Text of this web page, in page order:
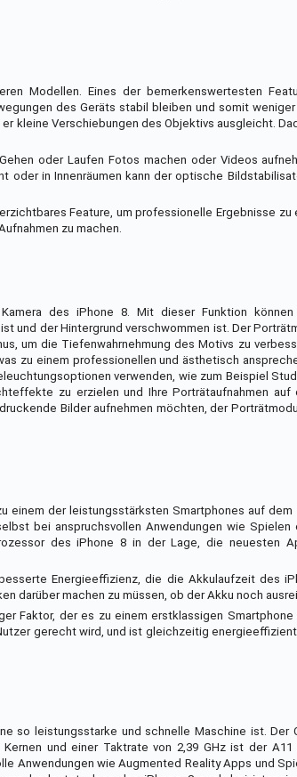
Modellen. Eines der bemerkenswertesten
des Geräts stabil bleiben und somit
kleine Verschiebungen des Objektivs ausgleicht.
oder Laufen Fotos machen oder Videos
oder in Innenräumen kann der optische
Feature, um professionelle Ergebnisse zu
zu machen.
des iPhone 8. Mit dieser Funktion
und der Hintergrund verschwommen ist. Der
um die Tiefenwahrnehmung des Motivs zu
zu einem professionellen und ästhetisch
verwenden, wie zum Beispiel
zu erzielen und Ihre Porträtaufnahmen
Bilder aufnehmen möchten, der
der leistungsstärksten Smartphones auf dem
bei anspruchsvollen Anwendungen wie
des iPhone 8 in der Lage, die neuesten
Energieeffizienz, die die Akkulaufzeit des
darüber machen zu müssen, ob der Akku noch
Faktor, der es zu einem erstklassigen
gerecht wird, und ist gleichzeitig
so leistungsstarke und schnelle Maschine ist. Der
und einer Taktrate von 2,39 GHz ist der A11
Anwendungen wie Augmented Reality Apps und